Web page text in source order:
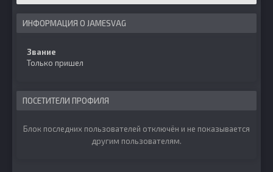
ИНФОРМАЦИЯ О JAMESVAG
Звание
Только пришел
ПОСЕТИТЕЛИ ПРОФИЛЯ
Блок последних пользователей отключён и не показывается
другим пользователям.